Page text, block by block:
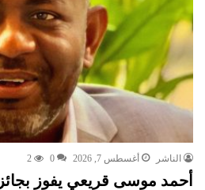
الناشر أغسطس 7, 2026 0
2
أحمد موسى قريعي يفوز